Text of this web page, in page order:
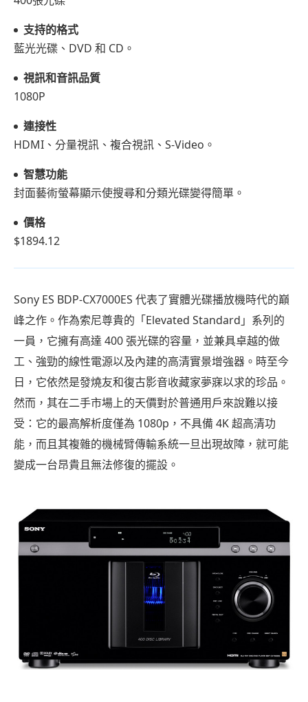
支持的格式
藍光光碟、DVD 和 CD。
視訊和音訊品質
1080P
連接性
HDMI、分量視訊、複合視訊、S-Video。
智慧功能
封面藝術螢幕顯示使搜尋和分類光碟變得簡單。
價格
$1894.12
Sony ES BDP-CX7000ES 代表了實體光碟播放機時代的巔
峰之作。作為索尼尊貴的「Elevated Standard」系列的
一員，它擁有高達 400 張光碟的容量，並兼具卓越的做
工、強勁的線性電源以及內建的高清實景增強器。時至今
日，它依然是發燒友和復古影音收藏家夢寐以求的珍品。
然而，其在二手市場上的天價對於普通用戶來說難以接
受：它的最高解析度僅為 1080p，不具備 4K 超高清功
能，而且其複雜的機械臂傳輸系統一旦出現故障，就可能
變成一台昂貴且無法修復的擺設。